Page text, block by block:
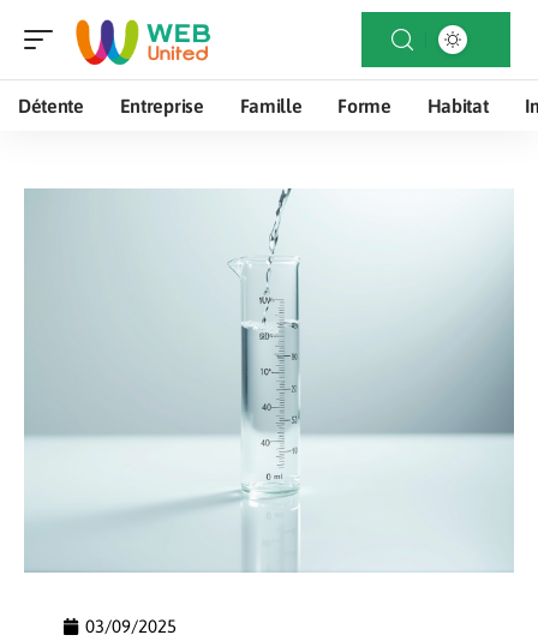
Détente Entreprise Famille Forme Habitat
03/09/2025